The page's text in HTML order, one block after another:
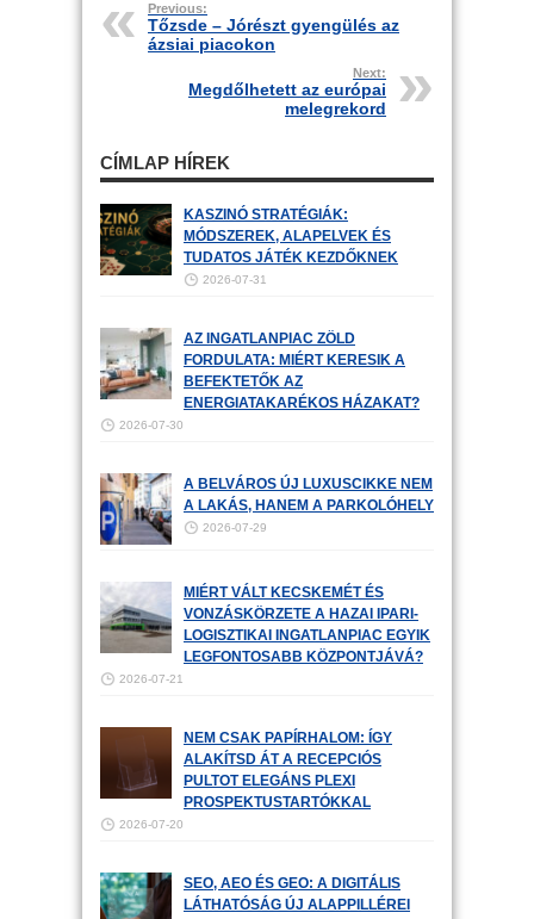
Previous:
Tőzsde – Jórészt gyengülés az
ázsiai piacokon
Next:
Megdőlhetett az európai
melegrekord
CÍMLAP HÍREK
KASZINÓ STRATÉGIÁK:
MÓDSZEREK, ALAPELVEK ÉS
TUDATOS JÁTÉK KEZDŐKNEK
2026-07-31
AZ INGATLANPIAC ZÖLD
FORDULATA: MIÉRT KERESIK A
BEFEKTETŐK AZ
ENERGIATAKARÉKOS HÁZAKAT?
2026-07-30
A BELVÁROS ÚJ LUXUSCIKKE NEM
A LAKÁS, HANEM A PARKOLÓHELY
2026-07-29
MIÉRT VÁLT KECSKEMÉT ÉS
VONZÁSKÖRZETE A HAZAI IPARI-
LOGISZTIKAI INGATLANPIAC EGYIK
LEGFONTOSABB KÖZPONTJÁVÁ?
2026-07-21
NEM CSAK PAPÍRHALOM: ÍGY
ALAKÍTSD ÁT A RECEPCIÓS
PULTOT ELEGÁNS PLEXI
PROSPEKTUSTARTÓKKAL
2026-07-20
SEO, AEO ÉS GEO: A DIGITÁLIS
LÁTHATÓSÁG ÚJ ALAPPILLÉREI